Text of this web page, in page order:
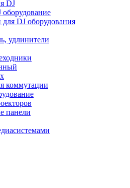
DJ
DJ оборудования
удлинители
коммутации
панели